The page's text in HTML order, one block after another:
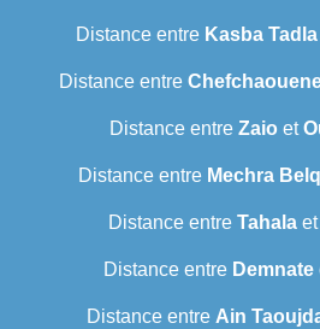
Distance entre Kasba Tadla
Distance entre
Distance entre Zaio et
Distance entre Mechra
Distance entre Tahala et
Distance entre Demnate
Distance entre Ain